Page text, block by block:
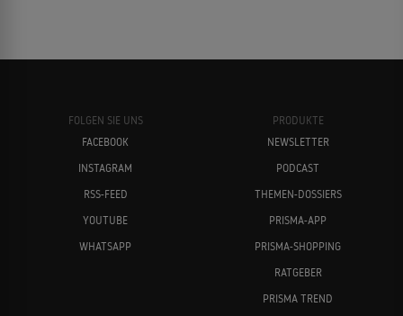
FOLGEN SIE UNS
FACEBOOK
INSTAGRAM
RSS-FEED
YOUTUBE
WHATSAPP
PRODUKTE
NEWSLETTER
PODCAST
THEMEN-DOSSIERS
PRISMA-APP
PRISMA-SHOPPING
RATGEBER
PRISMA TREND